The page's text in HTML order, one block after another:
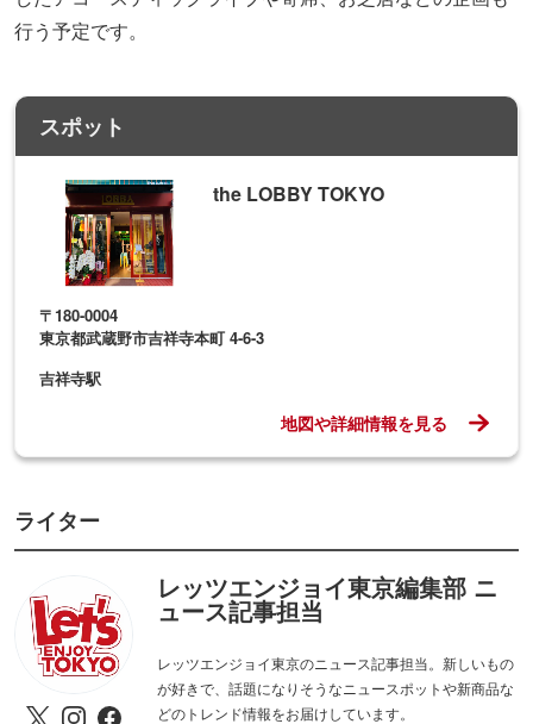
行う予定です。
スポット
the LOBBY TOKYO
〒180-0004
東京都武蔵野市吉祥寺本町 4-6-3
吉祥寺駅
地図や詳細情報を見る
ライター
レッツエンジョイ東京編集部 ニ
ュース記事担当
レッツエンジョイ東京のニュース記事担当。新しいもの
が好きで、話題になりそうなニュースポットや新商品な
どのトレンド情報をお届けしています。